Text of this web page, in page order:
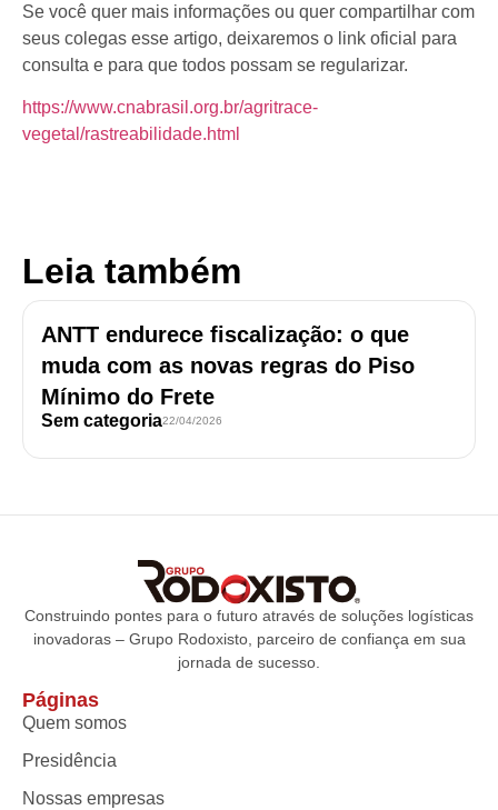
Se você quer mais informações ou quer compartilhar com
seus colegas esse artigo, deixaremos o link oficial para
consulta e para que todos possam se regularizar.
https://www.cnabrasil.org.br/agritrace-
vegetal/rastreabilidade.html
Leia também
ANTT endurece fiscalização: o que
muda com as novas regras do Piso
Mínimo do Frete
Sem categoria22/04/2026
Construindo pontes para o futuro através de soluções logísticas
inovadoras – Grupo Rodoxisto, parceiro de confiança em sua
jornada de sucesso.
Páginas
Quem somos
Presidência
Nossas empresas